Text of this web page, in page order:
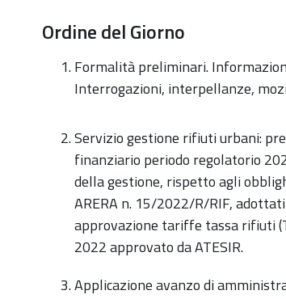
comunale-
ordinaria
Consiglio
Seduta
Ordinaria
2022-
31T18:00:00+02:00
2022-
Ordine del Giorno
Formalità preliminari.
Interrogazioni, interpellanze,
Servizio gestione rifiuti urbani:
finanziario periodo regolatorio
della gestione, rispetto agli
ARERA n. 15/2022/R/RIF,
approvazione tariffe tassa rifiuti
2022 approvato da ATESIR.
Applicazione avanzo di